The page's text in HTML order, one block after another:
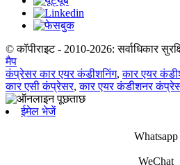
© कॉपीराइट - 2010-2026: सर्वाधिकार
मैप
कंप्रेसर कार एयर कंडीशनिंग,कार एयर
कार एसी कंप्रेसर,कार एयर कंडीशनर
ईमेल भेजें
Whatsapp
WeChat